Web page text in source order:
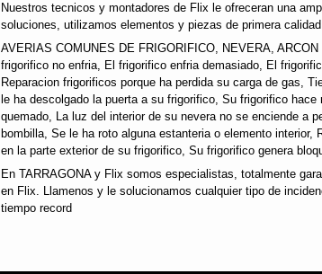
Nuestros tecnicos y montadores de Flix le ofreceran una
soluciones, utilizamos elementos y piezas de primera
AVERIAS COMUNES DE FRIGORIFICO, NEVERA,
frigorifico no enfria, El frigorifico enfria demasiado, El
Reparacion frigorificos porque ha perdida su carga de gas,
le ha descolgado la puerta a su frigorifico, Su frigorifico
quemado, La luz del interior de su nevera no se enciende a
bombilla, Se le ha roto alguna estanteria o elemento interior,
en la parte exterior de su frigorifico, Su frigorifico genera
En TARRAGONA y Flix somos especialistas, totalmente
en Flix. Llamenos y le solucionamos cualquier tipo de
tiempo record